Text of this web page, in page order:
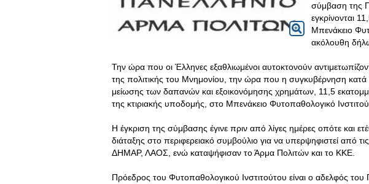
σύμβαση της
εγκρίνονται
Μπενάκειο
ακόλουθη
Την ώρα που οι Έλληνες εξαθλιωμένοι αυτοκτονούν
της πολιτικής του Μνημονίου, την ώρα που η συγκυβέρνηση
μείωσης των δαπανών και εξοικονόμησης χρημάτων, 11,5
της κτιριακής υποδομής, στο Μπενάκειο Φυτοπαθολογικό
Η έγκριση της σύμβασης έγινε πριν από λίγες ημέρες οπότε και
διάταξης στο περιφερειακό συμβούλιο για να υπερψηφιστεί από
ΔΗΜΑΡ, ΛΑΟΣ, ενώ καταψήφισαν το Άρμα Πολιτών και το ΚΚΕ.
Πρόεδρος του Φυτοπαθολογικού Ινστιτούτου είναι ο αδελφός